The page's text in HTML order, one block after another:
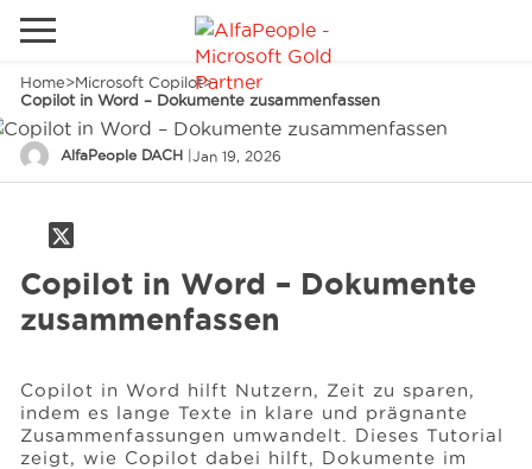
Home>Microsoft Copilot>
Copilot in Word – Dokumente zusammenfassen
AlfaPeople DACH |Jan 19, 2026
Copilot in Word – Dokumente
zusammenfassen
Copilot in Word hilft Nutzern, Zeit zu sparen,
indem es lange Texte in klare und prägnante
Zusammenfassungen umwandelt. Dieses Tutorial
zeigt, wie Copilot dabei hilft, Dokumente im
Lösungen
Dienstleistungen
Telefon Email
Lokale Website
Naher Osten
Spanien